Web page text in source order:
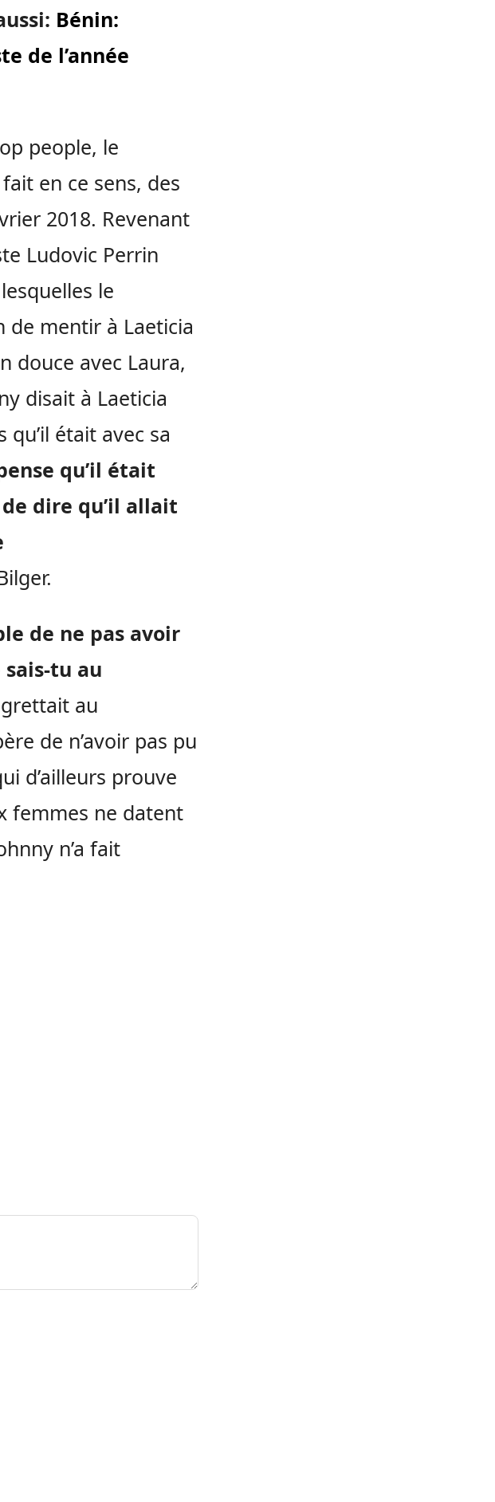
Bénin:
de l’année
people, le
en ce sens, des
2018. Revenant
Ludovic Perrin
le
de mentir à Laeticia
douce avec Laura,
disait à Laeticia
qu’il était avec sa
qu’il était
dire qu’il allait
de ne pas avoir
tu au
au
de n’avoir pas pu
d’ailleurs prouve
femmes ne datent
n’a fait